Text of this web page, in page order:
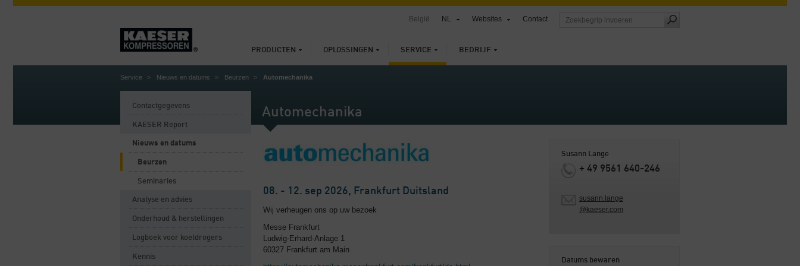
PRODUCTEN OPLOSSINGEN SERVICE BEDRIJF
België NL Websites Contact
Service Nieuws en datums Beurzen Automechanika
Automechanika
Contactgegevens
KAESER Report
Nieuws en datums
Beurzen
Seminaries
Analyse en advies
Onderhoud & herstellingen
Logboek voor koeldrogers
Kennis
08. - 12. sep 2026, Frankfurt Duitsland
Wij verheugen ons op uw bezoek
Messe Frankfurt
Ludwig-Erhard-Anlage 1
60327 Frankfurt am Main
Susann Lange
+ 49 9561 640-246
susann.lange
@kaeser.com
Datums bewaren